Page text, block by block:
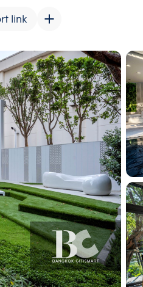
link
เพิ่มยูนิตเปรียบเทียบ
รายการที่ 2